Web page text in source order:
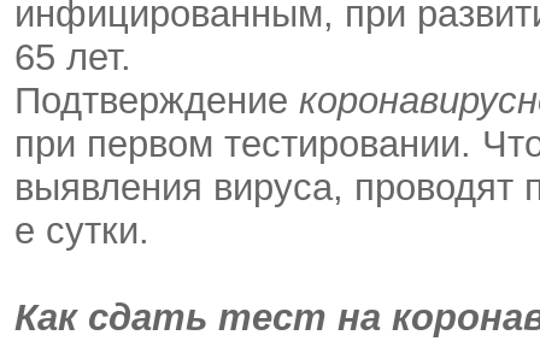
инфицированным, при
65 лет.
Подтверждение
при первом тестировании.
выявления вируса, проводят
е сутки.
Как сдать тест на